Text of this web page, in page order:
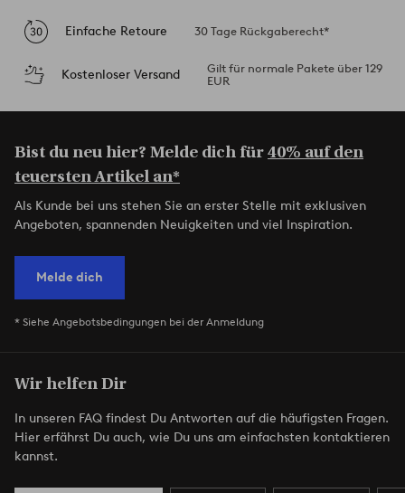
Einfache Retoure 30 Tage Rückgaberecht*
Kostenloser Versand
Gilt für normale Pakete über 129
EUR
Bist du neu hier? Melde dich für40% auf den
teuersten Artikel an*
Als Kunde bei uns stehen Sie an erster Stelle mit exklusiven
Angeboten, spannenden Neuigkeiten und viel Inspiration.
Melde dich
* Siehe Angebotsbedingungen bei der Anmeldung
Wir helfen Dir
In unseren FAQ findest Du Antworten auf die häufigsten Fragen.
Hier erfährst Du auch, wie Du uns am einfachsten kontaktieren
kannst.